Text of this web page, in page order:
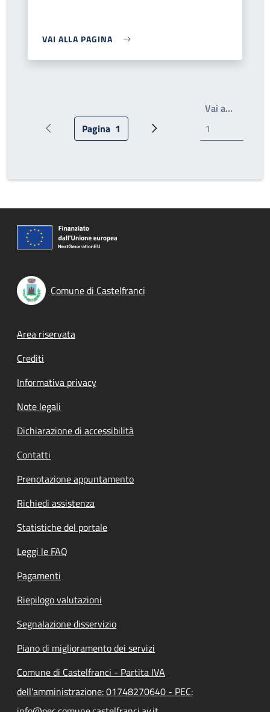
VAI ALLA PAGINA
Pagina precedentePagina attuale
Pagina 1 Prossima pagina
Vai a…
Comune di Castelfranci
Footer menu
Area riservata
Crediti
Informativa privacy
Note legali
Dichiarazione di accessibilità
Contatti
Prenotazione appuntamento
Richiedi assistenza
Statistiche del portale
Leggi le FAQ
Pagamenti
Riepilogo valutazioni
Segnalazione disservizio
Piano di miglioramento dei servizi
Comune di Castelfranci - Partita IVA
dell'amministrazione: 01748270640 - PEC: